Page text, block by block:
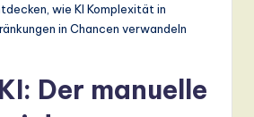
wie KI Komplexität in
in Chancen verwandeln
Der manuelle